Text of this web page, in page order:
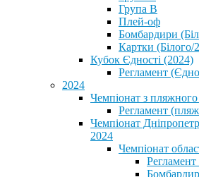
Група В
Плей-оф
Бомбардири
Картки (Білого/
Кубок Єдності (2024)
Регламент
2024
Чемпіонат з
Регламент
Чемпіонат
2024
Чемпіонат